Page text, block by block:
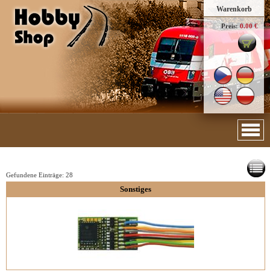
Warenkorb
Preis: 0.00 €
Gefundene Einträge: 28
Sonstiges